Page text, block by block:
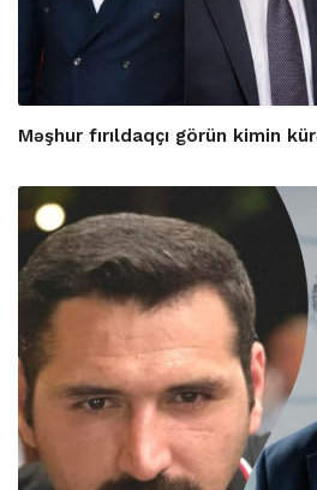
Məşhur fırıldaqçı görün kimin